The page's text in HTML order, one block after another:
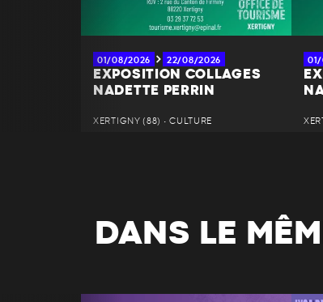
01/08/2026 22/08/2026
EXPOSITION COLLAGES
NADETTE PERRIN
XERTIGNY (88) • CULTURE
DANS LE